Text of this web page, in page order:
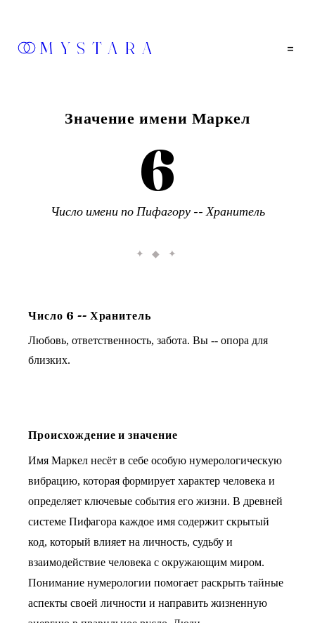
MYSTARA =
Значение имени Маркел
6
Число имени по Пифагору -- Хранитель
✦ ◆ ✦
Число 6 -- Хранитель
Любовь, ответственность, забота. Вы -- опора для
близких.
Происхождение и значение
Имя Маркел несёт в себе особую нумерологическую
вибрацию, которая формирует характер человека и
определяет ключевые события его жизни. В древней
системе Пифагора каждое имя содержит скрытый
код, который влияет на личность, судьбу и
взаимодействие человека с окружающим миром.
Понимание нумерологии помогает раскрыть тайные
аспекты своей личности и направить жизненную